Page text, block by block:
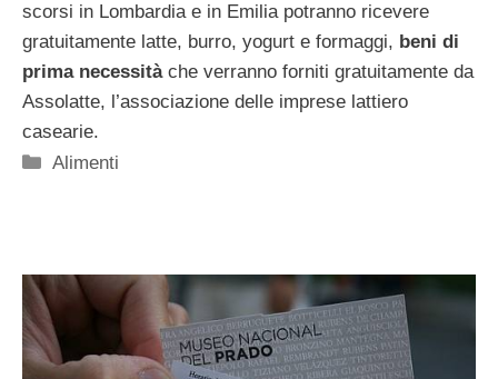
scorsi in Lombardia e in Emilia potranno ricevere
gratuitamente latte, burro, yogurt e formaggi, beni di
prima necessità che verranno forniti gratuitamente da
Assolatte, l’associazione delle imprese lattiero
casearie.
Categorie
Alimenti